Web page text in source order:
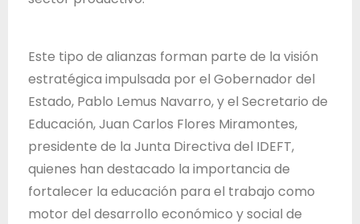
e
l
E
s
t
a
d
o
Este tipo de alianzas forman parte de la visión
estratégica impulsada por el Gobernador del
Estado, Pablo Lemus Navarro, y el Secretario de
Educación, Juan Carlos Flores Miramontes,
presidente de la Junta Directiva del IDEFT,
quienes han destacado la importancia de
fortalecer la educación para el trabajo como
motor del desarrollo económico y social de